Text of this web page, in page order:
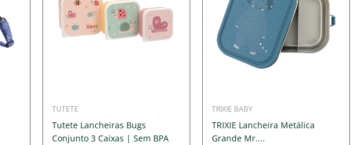
TUTETE
Tutete Lancheiras Bugs
Conjunto 3 Caixas | Sem BPA
TRIXIE BABY
TRIXIE Lancheira Metálica
Grande Mr....